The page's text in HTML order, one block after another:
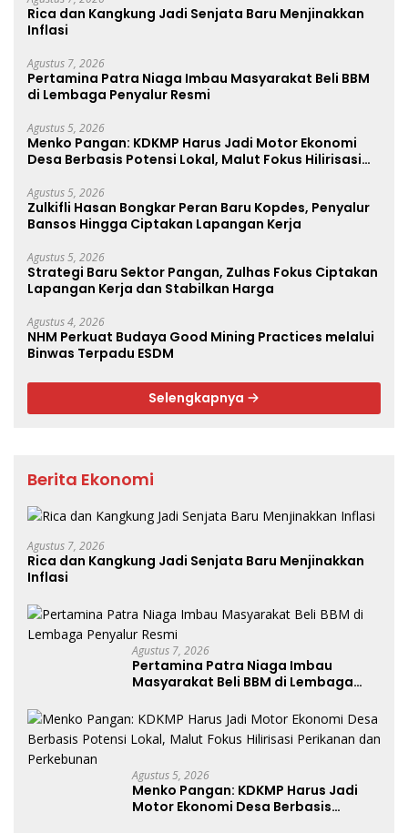
Rica dan Kangkung Jadi Senjata Baru Menjinakkan
Inflasi
Agustus 7, 2026
Pertamina Patra Niaga Imbau Masyarakat Beli BBM
di Lembaga Penyalur Resmi
Agustus 5, 2026
Menko Pangan: KDKMP Harus Jadi Motor Ekonomi
Desa Berbasis Potensi Lokal, Malut Fokus Hilirisasi
Agustus 5, 2026
Zulkifli Hasan Bongkar Peran Baru Kopdes, Penyalur
Bansos Hingga Ciptakan Lapangan Kerja
Agustus 5, 2026
Strategi Baru Sektor Pangan, Zulhas Fokus Ciptakan
Lapangan Kerja dan Stabilkan Harga
Agustus 4, 2026
NHM Perkuat Budaya Good Mining Practices melalui
Binwas Terpadu ESDM
Selengkapnya
Berita Ekonomi
Agustus 7, 2026
Rica dan Kangkung Jadi Senjata Baru Menjinakkan
Inflasi
Agustus 7, 2026
Pertamina Patra Niaga Imbau
Masyarakat Beli BBM di Lembaga
Agustus 5, 2026
Menko Pangan: KDKMP Harus Jadi
Motor Ekonomi Desa Berbasis